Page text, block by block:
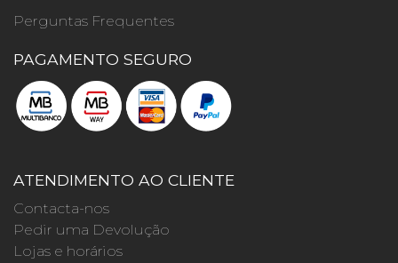
Perguntas Frequentes
PAGAMENTO SEGURO
ATENDIMENTO AO CLIENTE
Contacta-nos
Pedir uma Devolução
Lojas e horários